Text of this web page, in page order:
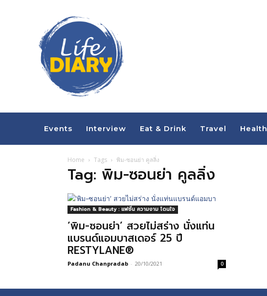
Events Interview Eat & Drink Travel Health
Home Tags พิม-ซอนย่า คูลลิ่ง
Tag: พิม-ซอนย่า คูลลิ่ง
Fashion & Beauty : แฟชั่น ความงาม โดนใจ
‘พิม-ซอนย่า’ สวยไม่สร่าง นั่งแท่น
แบรนด์แอมบาสเดอร์ 25 ปี
RESTYLANE®
Padanu Chanpradab - 20/10/2021 0